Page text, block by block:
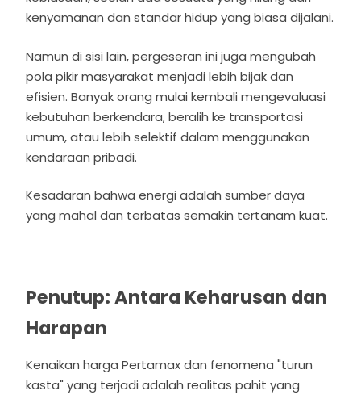
kenyamanan dan standar hidup yang biasa dijalani.
Namun di sisi lain, pergeseran ini juga mengubah
pola pikir masyarakat menjadi lebih bijak dan
efisien. Banyak orang mulai kembali mengevaluasi
kebutuhan berkendara, beralih ke transportasi
umum, atau lebih selektif dalam menggunakan
kendaraan pribadi.
Kesadaran bahwa energi adalah sumber daya
yang mahal dan terbatas semakin tertanam kuat.
Penutup: Antara Keharusan dan
Harapan
Kenaikan harga Pertamax dan fenomena "turun
kasta" yang terjadi adalah realitas pahit yang